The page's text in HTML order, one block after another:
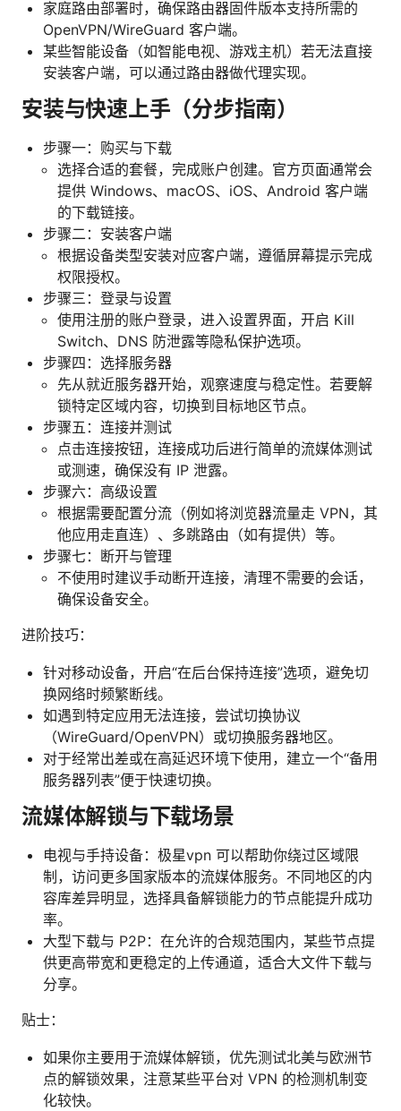
家庭路由部署时，确保路由器固件版本支持所需的
OpenVPN/WireGuard 客户端。
某些智能设备（如智能电视、游戏主机）若无法直接
安装客户端，可以通过路由器做代理实现。
安装与快速上手（分步指南）
步骤一：购买与下载
选择合适的套餐，完成账户创建。官方页面通常会
提供 Windows、macOS、iOS、Android 客户端
的下载链接。
步骤二：安装客户端
根据设备类型安装对应客户端，遵循屏幕提示完成
权限授权。
步骤三：登录与设置
使用注册的账户登录，进入设置界面，开启 Kill
Switch、DNS 防泄露等隐私保护选项。
步骤四：选择服务器
先从就近服务器开始，观察速度与稳定性。若要解
锁特定区域内容，切换到目标地区节点。
步骤五：连接并测试
点击连接按钮，连接成功后进行简单的流媒体测试
或测速，确保没有 IP 泄露。
步骤六：高级设置
根据需要配置分流（例如将浏览器流量走 VPN，其
他应用走直连）、多跳路由（如有提供）等。
步骤七：断开与管理
不使用时建议手动断开连接，清理不需要的会话，
确保设备安全。
进阶技巧：
针对移动设备，开启“在后台保持连接”选项，避免切
换网络时频繁断线。
如遇到特定应用无法连接，尝试切换协议
（WireGuard/OpenVPN）或切换服务器地区。
对于经常出差或在高延迟环境下使用，建立一个“备用
服务器列表”便于快速切换。
流媒体解锁与下载场景
电视与手持设备：极星vpn 可以帮助你绕过区域限
制，访问更多国家版本的流媒体服务。不同地区的内
容库差异明显，选择具备解锁能力的节点能提升成功
率。
大型下载与 P2P：在允许的合规范围内，某些节点提
供更高带宽和更稳定的上传通道，适合大文件下载与
分享。
贴士：
如果你主要用于流媒体解锁，优先测试北美与欧洲节
点的解锁效果，注意某些平台对 VPN 的检测机制变
化较快。